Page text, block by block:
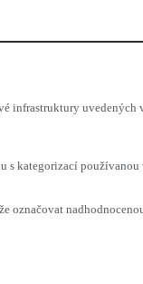
infrastruktury uvedených
kategorizací
označovat